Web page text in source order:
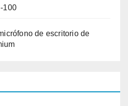
100
de escritorio de